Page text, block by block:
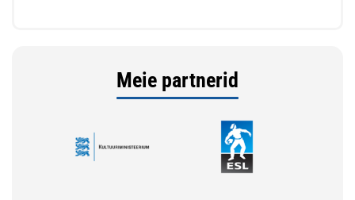
Meie partnerid